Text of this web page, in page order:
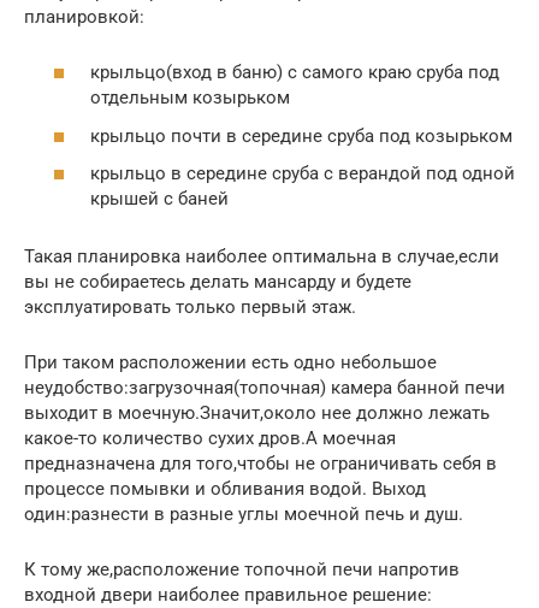
планировкой:
крыльцо(вход в баню) с самого краю сруба под
отдельным козырьком
крыльцо почти в середине сруба под козырьком
крыльцо в середине сруба с верандой под одной
крышей с баней
Такая планировка наиболее оптимальна в случае,если
вы не собираетесь делать мансарду и будете
эксплуатировать только первый этаж.
При таком расположении есть одно небольшое
неудобство:загрузочная(топочная) камера банной печи
выходит в моечную.Значит,около нее должно лежать
какое-то количество сухих дров.А моечная
предназначена для того,чтобы не ограничивать себя в
процессе помывки и обливания водой. Выход
один:разнести в разные углы моечной печь и душ.
К тому же,расположение топочной печи напротив
входной двери наиболее правильное решение: